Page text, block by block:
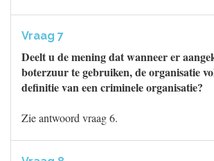
Vraag 7
Deelt u de mening dat wanneer er
boterzuur te gebruiken, de organisatie
definitie van een criminele organisatie?
Zie antwoord vraag 6.